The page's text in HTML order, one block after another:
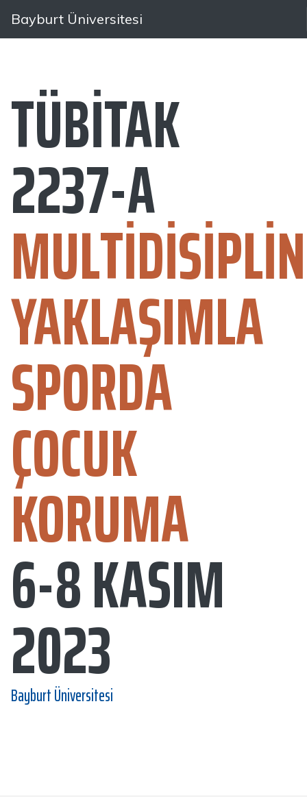
Bayburt Üniversitesi
TÜBİTAK
2237-A
YAKLAŞIMLA
SPORDA
ÇOCUK
KORUMA
6-8 KASIM
2023
Bayburt Üniversitesi